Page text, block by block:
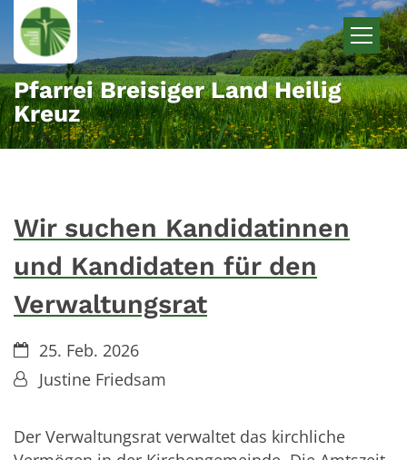
Zum Inhalt springen
Pfarrei Breisiger Land Heilig
Kreuz
Wir suchen Kandidatinnen
und Kandidaten für den
Verwaltungsrat
Datum:25. Feb. 2026
Von:Justine Friedsam
Der Verwaltungsrat verwaltet das kirchliche